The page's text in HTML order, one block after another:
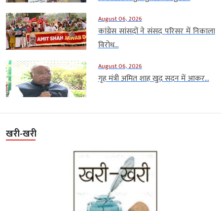
August 06, 2026
कांग्रेस सांसदों ने संसद परिसर में निकाला
विरोध...
August 06, 2026
गृह मंत्री अमित शाह खुद सदन में आकर...
खरी-खरी